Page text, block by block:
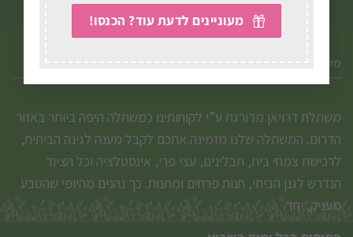
מעוניינים לדעת עוד? הכנסו!
משתלת דרויאן - בקרו אותנו
משתלת דרויאן מדורגת ע”י לקוחותינו כמשתלה היפה ביותר באזור
הדרום. המשתלה שלנו מזמינה אתכם לקבל מענה לגינה הביתית,
לרכישת צמחי בית, תבלינים, עצי פרי, אינסטלציה וכל הציוד
הנדרש לגנן הביתי, חנות פרחים ומתנות. כך נהנים מהיופי שהטבע
מעניק, יחד.